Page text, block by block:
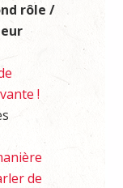
rôle /
!
de